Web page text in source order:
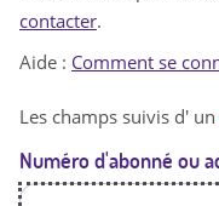
contacter.
Aide : Comment se
Les champs suivis d' un
Numéro d'abonné ou